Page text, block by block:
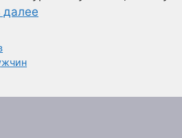
далее